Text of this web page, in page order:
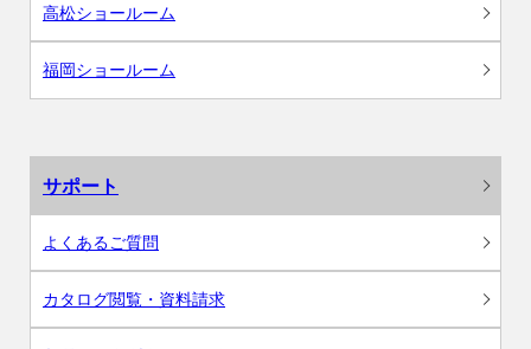
高松ショールーム
福岡ショールーム
サポート
よくあるご質問
カタログ閲覧・資料請求